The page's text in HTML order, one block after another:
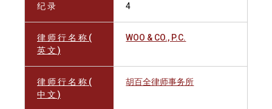
纪 录 4
律 师 行 名 称 (
英 文 )
WOO & CO., P.C.
律 师 行 名 称 (
中 文 )
胡百全律师事务所